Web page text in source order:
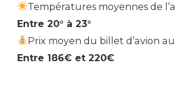
Températures moyennes de
Entre 20° à 23°
Prix moyen du billet d’avion
Entre 186€ et 220€